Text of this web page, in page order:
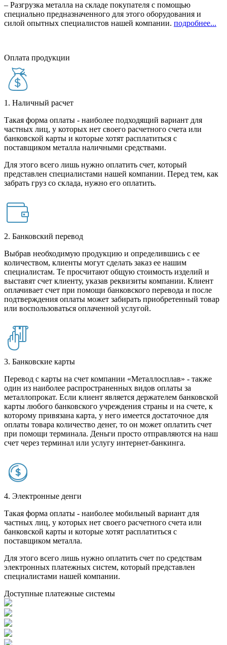
– Разгрузка металла на складе покупателя с помощью
специально предназначенного для этого оборудования и
силой опытных специалистов нашей компании. подробнее...
Оплата продукции
1. Наличный расчет
Такая форма оплаты - наиболее подходящий вариант для
частных лиц, у которых нет своего расчетного счета или
банковской карты и которые хотят расплатиться с
поставщиком металла наличными средствами.
Для этого всего лишь нужно оплатить счет, который
представлен специалистами нашей компании. Перед тем, как
забрать груз со склада, нужно его оплатить.
2. Банковский перевод
Выбрав необходимую продукцию и определившись с ее
количеством, клиенты могут сделать заказ ее нашим
специалистам. Те просчитают общую стоимость изделий и
выставят счет клиенту, указав реквизиты компании. Клиент
оплачивает счет при помощи банковского перевода и после
подтверждения оплаты может забирать приобретенный товар
или воспользоваться оплаченной услугой.
3. Банковские карты
Перевод с карты на счет компании «Металлосплав» - также
один из наиболее распространенных видов оплаты за
металлопрокат. Если клиент является держателем банковской
карты любого банковского учреждения страны и на счете, к
которому привязана карта, у него имеется достаточное для
оплаты товара количество денег, то он может оплатить счет
при помощи терминала. Деньги просто отправляются на наш
счет через терминал или услугу интернет-банкинга.
4. Электронные денги
Такая форма оплаты - наиболее мобильный вариант для
частных лиц, у которых нет своего расчетного счета или
банковской карты и которые хотят расплатиться с
поставщиком металла.
Для этого всего лишь нужно оплатить счет по средствам
электронных платежных систем, который представлен
специалистами нашей компании.
Доступные платежные системы